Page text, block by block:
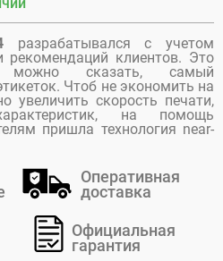
разрабатывался с учетом
рекомендаций клиентов. Это
можно сказать, самый
Чтоб не экономить на
увеличить скорость печати,
на помощь
пришла технология near-
Оперативная
доставка
Официальная
гарантия